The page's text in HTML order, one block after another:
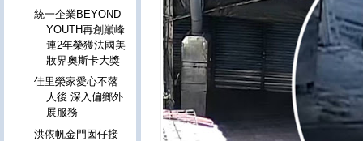
統一企業BEYOND
YOUTH再創巔峰
連2年榮獲法國美
妝界奧斯卡大獎
佳里榮家愛心不落
人後 深入偏鄉外
展服務
洪依帆金門囡仔接